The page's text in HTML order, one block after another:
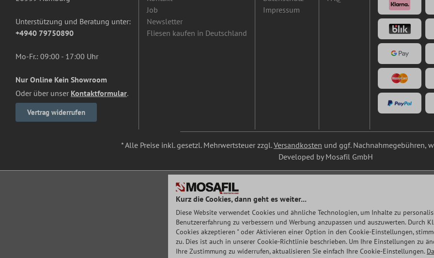
Unterstützung und Beratung unter:
+4940 79750890
Mo-Fr.: 09:00 - 17:00 Uhr
Nur Online Kein Showroom
Oder über unser Kontaktformular.
Vertrag widerrufen
Job
Newsletter
Fliesen kaufen in Deutschland
Impressum
* Alle Preise inkl. gesetzl. Mehrwertsteuer zzgl.Versandkosten und ggf. Nachnahmegebühren,
Developed by Mosafil GmbH
Kurz die Cookies, dann geht es weiter...
Diese Website verwendet Cookies und ähnliche Technologien, um Inhalte zu
Benutzererfahrung zu verbessern und Werbung anzupassen und auszuwerten. Durch
Cookies akzeptieren " oder Aktivieren einer Option in den Cookie-Einstellungen,
zu. Dies ist auch in unserer Cookie-Richtlinie beschrieben. Um Ihre Einstellungen zu
Ihre Zustimmung zu widerrufen, aktualisieren Sie einfach Ihre Cookie-Einstellungen.